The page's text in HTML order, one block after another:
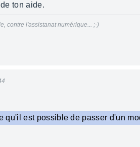
ton aide.
contre l'assistanat numérique... ;-)
qu'il est possible de passer d'un